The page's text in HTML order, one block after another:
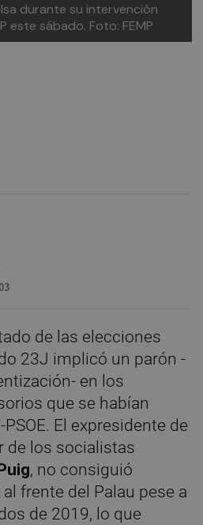
durante su intervención
este sábado. Foto: FEMP
de las elecciones
23J implicó un parón -
en los
que se habían
El expresidente de
de los socialistas
, no consiguió
frente del Palau pese a
de 2019, lo que